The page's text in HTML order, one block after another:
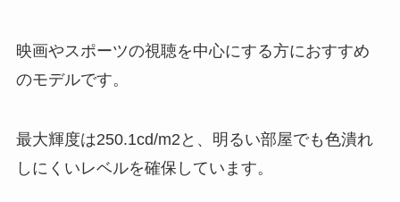
映画やスポーツの視聴を中心にする方におすすめ
のモデルです。
最大輝度は250.1cd/m2と、明るい部屋でも色潰れ
しにくいレベルを確保しています。